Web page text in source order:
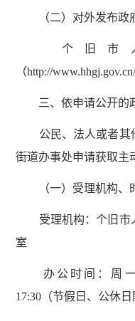
（二）对外发布政
个旧市人
（http://
三、依申请公开的
公民、法人或者其
街道办事处申请获取主
（一）受理机构、
受理机构：个旧市
室
办公时间：周一
17:30（节假日、公休日